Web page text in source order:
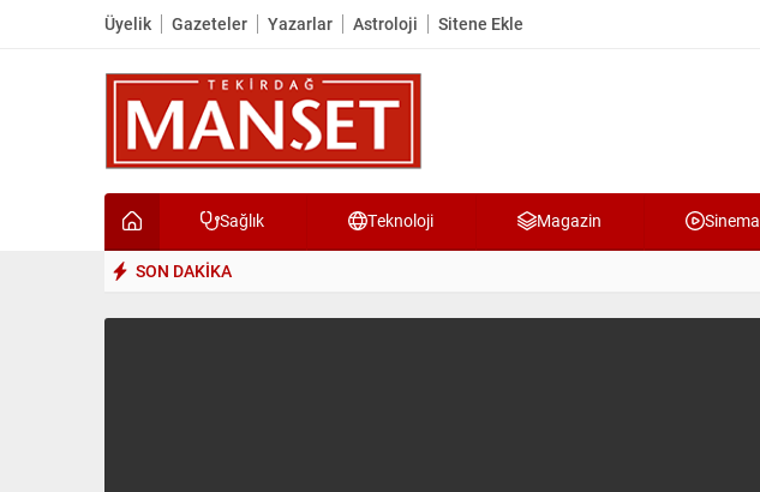
Üyelik Gazeteler Yazarlar Astroloji Sitene Ekle
Sağlık Teknoloji Magazin Sinema
SON DAKİKA